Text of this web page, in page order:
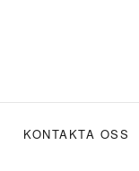
KONTAKTA OSS